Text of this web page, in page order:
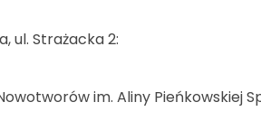
ul. Strażacka 2:
im. Aliny Pieńkowskiej